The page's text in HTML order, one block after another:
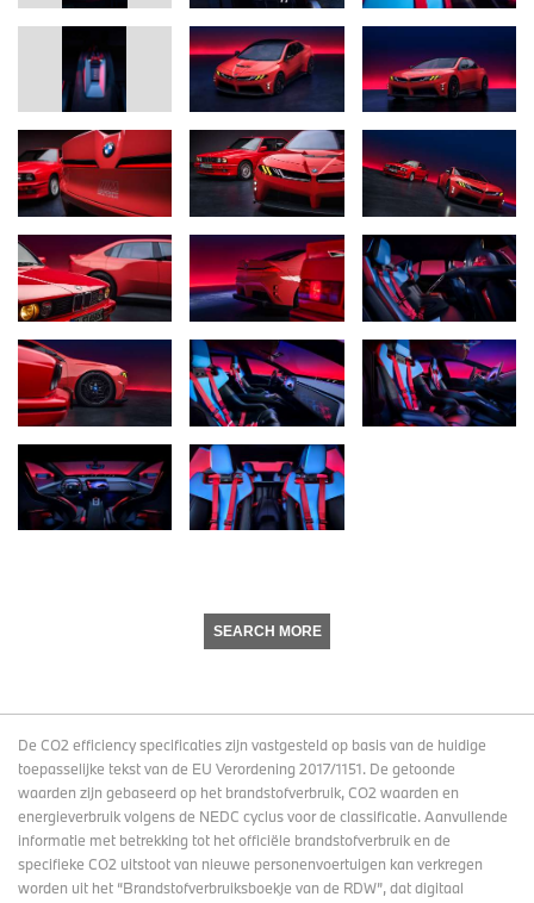
SEARCH MORE
De CO2 efficiency specificaties zijn vastgesteld op basis van de huidige
toepasselijke tekst van de EU Verordening 2017/1151. De getoonde
waarden zijn gebaseerd op het brandstofverbruik, CO2 waarden en
energieverbruik volgens de NEDC cyclus voor de classificatie. Aanvullende
informatie met betrekking tot het officiële brandstofverbruik en de
specifieke CO2 uitstoot van nieuwe personenvoertuigen kan verkregen
worden uit het “Brandstofverbruiksboekje van de RDW”, dat digitaal